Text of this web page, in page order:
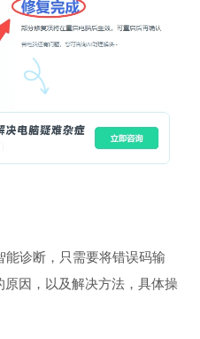
诊断，只需要将错误码输
因，以及解决方法，具体操